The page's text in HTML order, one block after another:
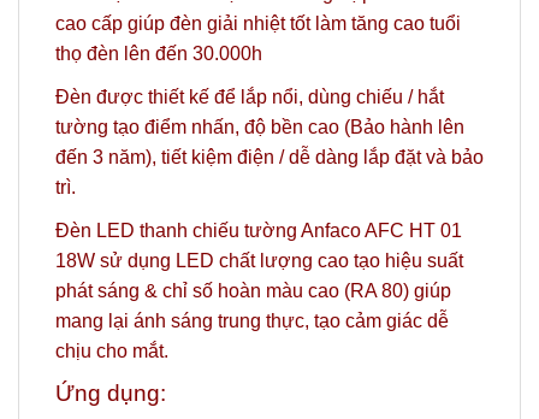
cao cấp giúp đèn giải nhiệt tốt làm tăng cao tuổi
thọ đèn lên đến 30.000h
Đèn được thiết kế để lắp nổi, dùng chiếu / hắt
tường tạo điểm nhấn, độ bền cao (Bảo hành lên
đến 3 năm), tiết kiệm điện / dễ dàng lắp đặt và bảo
trì.
Đèn LED thanh chiếu tường Anfaco AFC HT 01
18W sử dụng LED chất lượng cao tạo hiệu suất
phát sáng & chỉ số hoàn màu cao (RA 80) giúp
mang lại ánh sáng trung thực, tạo cảm giác dễ
chịu cho mắt.
Ứng dụng: